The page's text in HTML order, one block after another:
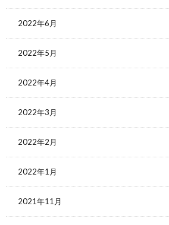
2022年6月
2022年5月
2022年4月
2022年3月
2022年2月
2022年1月
2021年11月